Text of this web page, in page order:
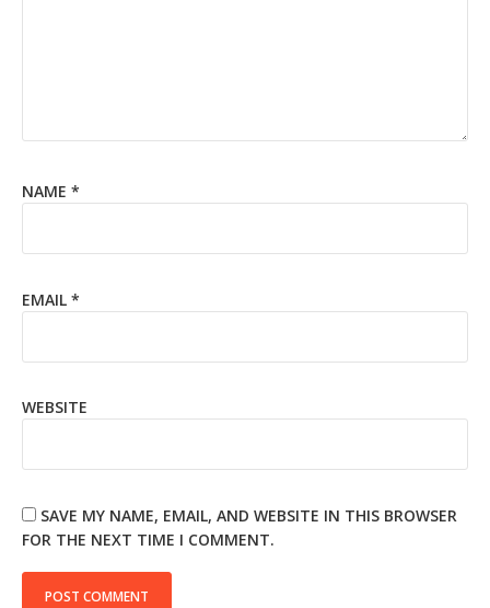
NAME *
EMAIL *
WEBSITE
SAVE MY NAME, EMAIL, AND WEBSITE IN THIS BROWSER
FOR THE NEXT TIME I COMMENT.